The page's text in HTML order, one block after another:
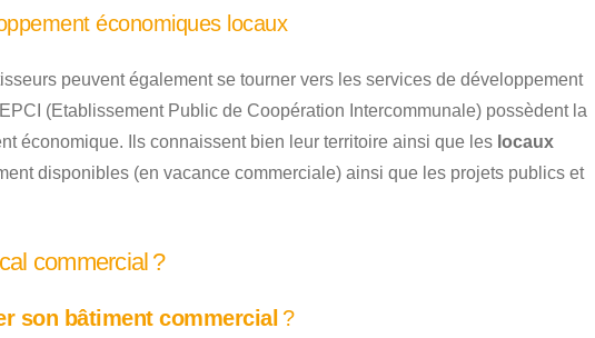
économiques locaux
peuvent également se tourner vers les services de développement
(Etablissement Public de Coopération Intercommunale) possèdent la
économique. Ils connaissent bien leur territoire ainsi que les locaux
disponibles (en vacance commerciale) ainsi que les projets publics et
commercial ?
son bâtiment commercial ?